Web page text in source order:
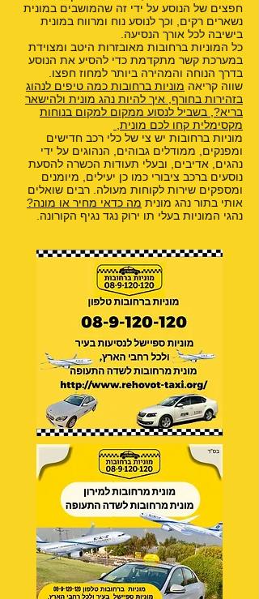
חפצים של הנוסע על ידי זה שהמושבים במונית
נשארים רקים, וכך לנוסע נוח ומרווח במונית
בישיבה לכל אורך הנסיעה.
כל המוניות ברחובות מאובזרות היטב ומצוידת
במערכת קשר מתקדמת כדי להסיע את הנוסע
בדרך הנוחה והמהירה ביותר למחוז חפצו.
שווה קריאה מוניות ברחובות כמה טיפים לנהוג
בזהירות בחורף
איך להיות נהג מונית ולהישאר
בריא? בשביל לנסוע ממקום למקום בנוחות
מקסימלית קחו לכם מונית
מוניות ברחובות יש צי של כלי רכב חדישים
ומפנקים, ממודלים גבוהים, הנהוגים על ידי
נהגים, אדיבים, ובעלי תעודות הכשרה להסעת
נוסעים ברכב ציבורי כמו כן יעילים, מיומנים
ומספקים שירות לקוחות מעולה. רבים שואלים
אותי בתור נהג מונית מה כדאי מחיר או מונה?
נהגי המוניות בעלי תו ירוק נגד נגיף הקורונה.